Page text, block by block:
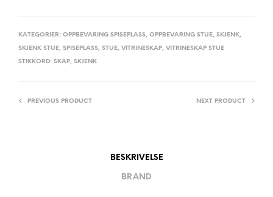
KATEGORIER: OPPBEVARING SPISEPLASS, OPPBEVARING STUE, SKJENK,
SKJENK STUE, SPISEPLASS, STUE, VITRINESKAP, VITRINESKAP STUE
STIKKORD: SKAP, SKJENK
PREVIOUS PRODUCT NEXT PRODUCT
BESKRIVELSE
BRAND